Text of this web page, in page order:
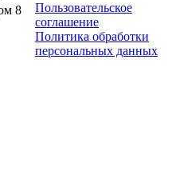
8
Пользовательское
соглашение
Политика обработки
персональных данных